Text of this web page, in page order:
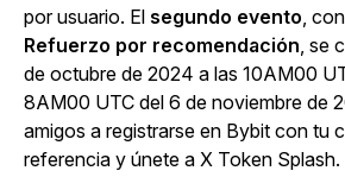
por usuario. El segundo evento,
Refuerzo por recomendación, se
de octubre de 2024 a las 10AM00
8AM00 UTC del 6 de noviembre de
amigos a registrarse en Bybit con tu
referencia y únete a X Token